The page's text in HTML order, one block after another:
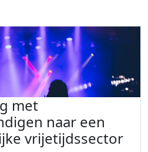
met
naar een
vrijetijdssector